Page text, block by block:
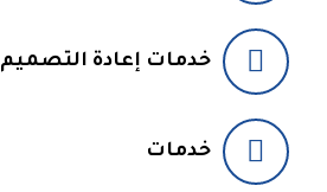
خدمات إعادة التصميم
خدمات